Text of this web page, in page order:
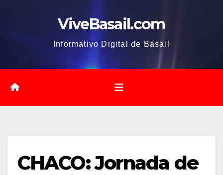
ViveBasail.com
Informativo Digital de Basail
CHACO: Jornada de